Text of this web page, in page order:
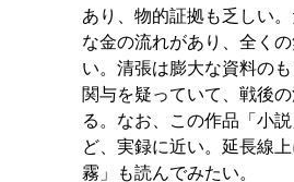
あり、物的証拠も乏しい
な金の流れがあり、全く
い。清張は膨大な資料の
関与を疑っていて、戦後
る。なお、この作品「小
ど、実録に近い。延長線
霧」も読んでみたい。